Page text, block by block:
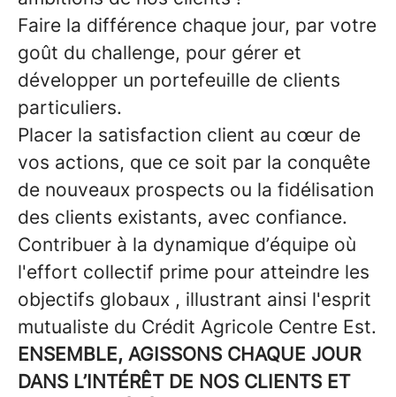
Faire la différence chaque jour, par votre
goût du challenge, pour gérer et
développer un portefeuille de clients
particuliers.
Placer la satisfaction client au cœur de
vos actions, que ce soit par la conquête
de nouveaux prospects ou la fidélisation
des clients existants, avec confiance.
Contribuer à la dynamique d’équipe où
l'effort collectif prime pour atteindre les
objectifs globaux , illustrant ainsi l'esprit
mutualiste du Crédit Agricole Centre Est.
ENSEMBLE, AGISSONS CHAQUE JOUR
DANS L’INTÉRÊT DE NOS CLIENTS ET